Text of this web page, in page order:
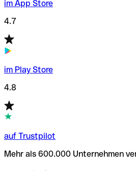
im App Store
4.7
im Play Store
4.8
auf Trustpilot
Mehr als 600.000 Unternehmen